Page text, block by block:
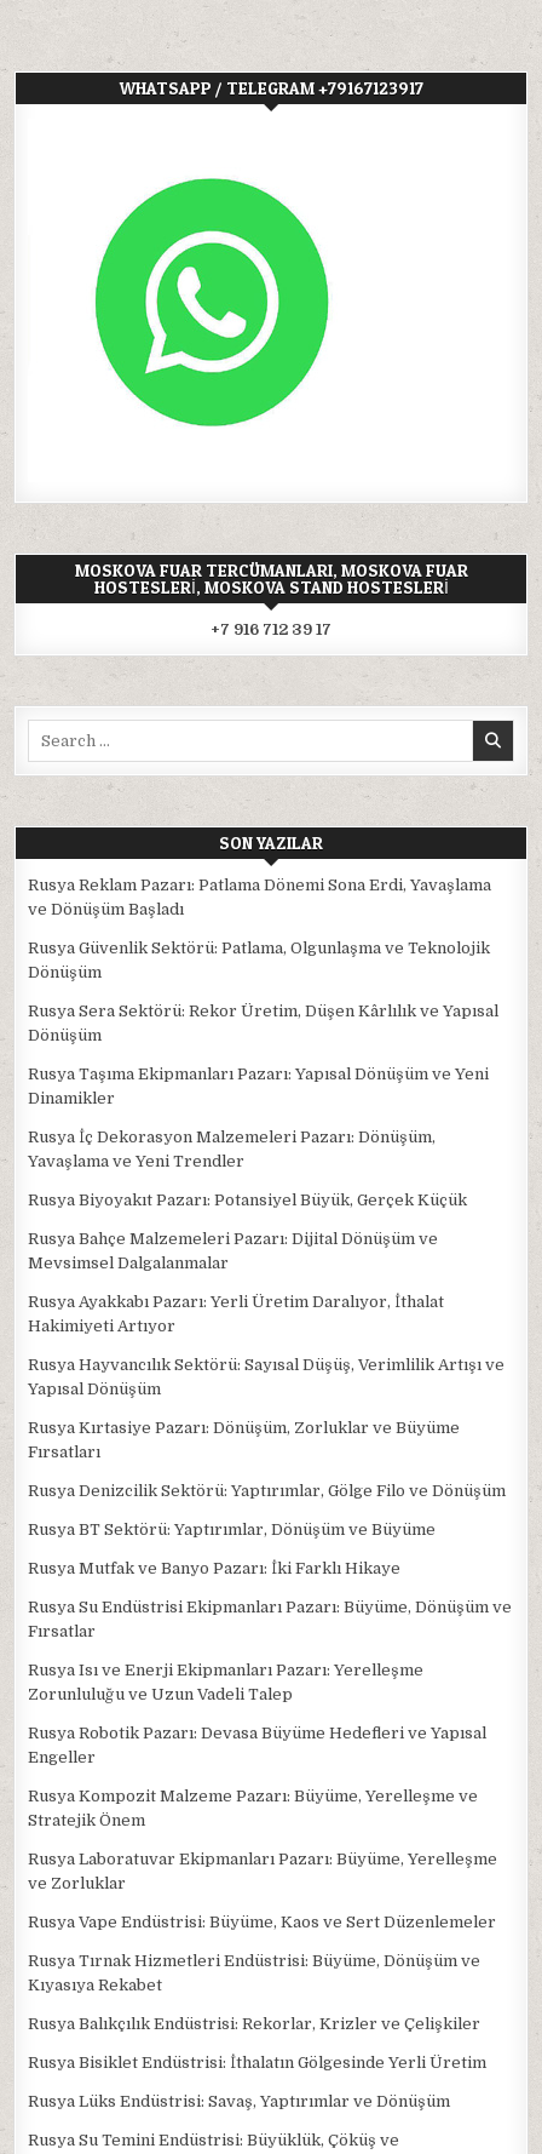
WHATSAPP / TELEGRAM +79167123917
MOSKOVA FUAR TERCÜMANLARI, MOSKOVA FUAR
HOSTESLERI, MOSKOVA STAND HOSTESLERI
+7 916 712 39 17
SON YAZILAR
Rusya Reklam Pazarı: Patlama Dönemi Sona Erdi, Yavaşlama
ve Dönüşüm Başladı
Rusya Güvenlik Sektörü: Patlama, Olgunlaşma ve Teknolojik
Dönüşüm
Rusya Sera Sektörü: Rekor Üretim, Düşen Kârlılık ve Yapısal
Dönüşüm
Rusya Taşıma Ekipmanları Pazarı: Yapısal Dönüşüm ve Yeni
Dinamikler
Rusya İç Dekorasyon Malzemeleri Pazarı: Dönüşüm,
Yavaşlama ve Yeni Trendler
Rusya Biyoyakıt Pazarı: Potansiyel Büyük, Gerçek Küçük
Rusya Bahçe Malzemeleri Pazarı: Dijital Dönüşüm ve
Mevsimsel Dalgalanmalar
Rusya Ayakkabı Pazarı: Yerli Üretim Daralıyor, İthalat
Hakimiyeti Artıyor
Rusya Hayvancılık Sektörü: Sayısal Düşüş, Verimlilik Artışı ve
Yapısal Dönüşüm
Rusya Kırtasiye Pazarı: Dönüşüm, Zorluklar ve Büyüme
Fırsatları
Rusya Denizcilik Sektörü: Yaptırımlar, Gölge Filo ve Dönüşüm
Rusya BT Sektörü: Yaptırımlar, Dönüşüm ve Büyüme
Rusya Mutfak ve Banyo Pazarı: İki Farklı Hikaye
Rusya Su Endüstrisi Ekipmanları Pazarı: Büyüme, Dönüşüm ve
Fırsatlar
Rusya Isı ve Enerji Ekipmanları Pazarı: Yerelleşme
Zorunluluğu ve Uzun Vadeli Talep
Rusya Robotik Pazarı: Devasa Büyüme Hedefleri ve Yapısal
Engeller
Rusya Kompozit Malzeme Pazarı: Büyüme, Yerelleşme ve
Stratejik Önem
Rusya Laboratuvar Ekipmanları Pazarı: Büyüme, Yerelleşme
ve Zorluklar
Rusya Vape Endüstrisi: Büyüme, Kaos ve Sert Düzenlemeler
Rusya Tırnak Hizmetleri Endüstrisi: Büyüme, Dönüşüm ve
Kıyasıya Rekabet
Rusya Balıkçılık Endüstrisi: Rekorlar, Krizler ve Çelişkiler
Rusya Bisiklet Endüstrisi: İthalatın Gölgesinde Yerli Üretim
Rusya Lüks Endüstrisi: Savaş, Yaptırımlar ve Dönüşüm
Rusya Su Temini Endüstrisi: Büyüklük, Çöküş ve